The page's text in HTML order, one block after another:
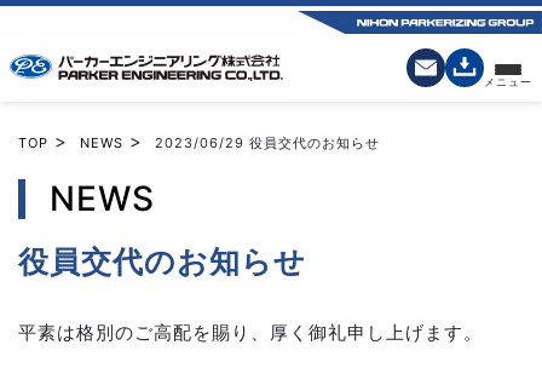
TOP > NEWS > 2023/06/29 役員交代のお知らせ
NEWS
役員交代のお知らせ
平素は格別のご高配を賜り、厚く御礼申し上げます。